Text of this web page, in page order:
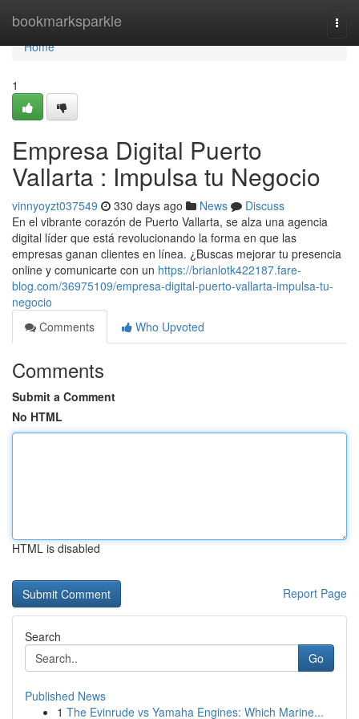
bookmarksparkle
Home
Home
1
Empresa Digital Puerto
Vallarta : Impulsa tu Negocio
vinnyoyzt037549 330 days ago News
Discuss
En el vibrante corazón de Puerto Vallarta, se alza una agencia
digital líder que está revolucionando la forma en que las
empresas ganan clientes en línea. ¿Buscas mejorar tu presencia
online y comunicarte con un https://brianlotk422187.fare-
blog.com/36975109/empresa-digital-puerto-vallarta-impulsa-tu-
negocio
Comments
Who Upvoted
Comments
Submit a Comment
No HTML
HTML is disabled
Report Page
Search
Go
Published News
1 The Evinrude vs Yamaha Engines: Which Marine...